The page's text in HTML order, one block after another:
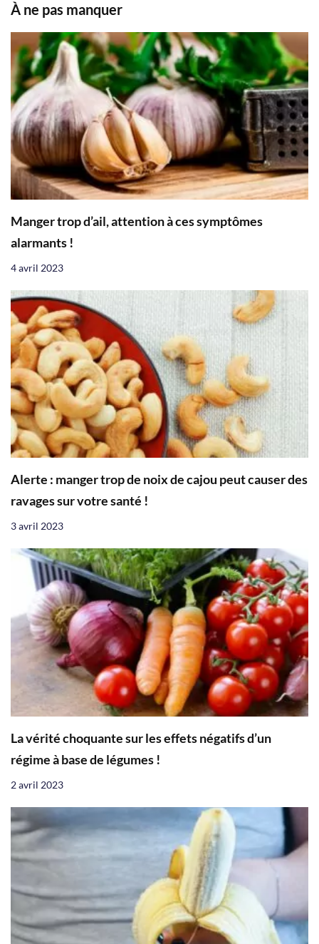
À ne pas manquer
Manger trop d’ail, attention à ces symptômes
alarmants !
4 avril 2023
Alerte : manger trop de noix de cajou peut causer des
ravages sur votre santé !
3 avril 2023
La vérité choquante sur les effets négatifs d’un
régime à base de légumes !
2 avril 2023